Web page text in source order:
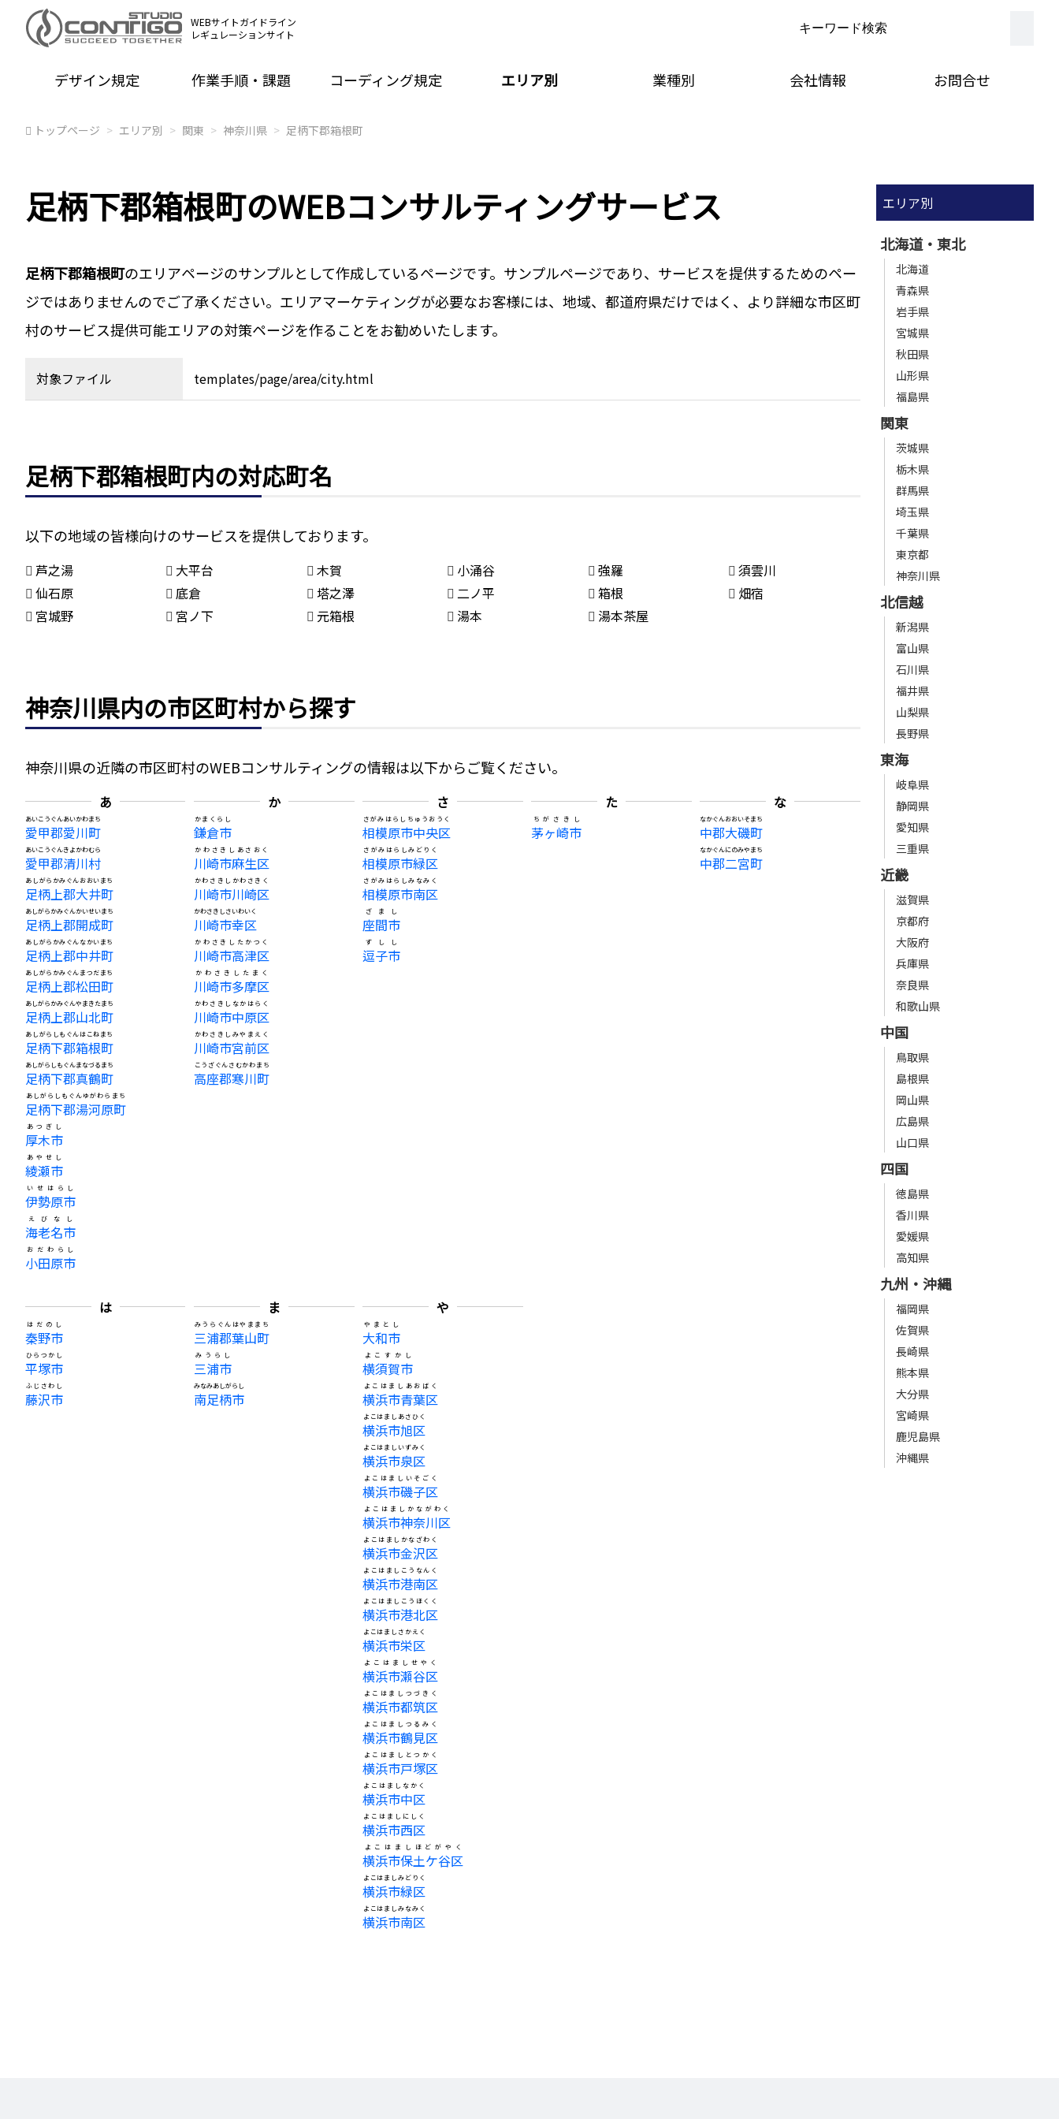
WEBサイトガイドライン
レギュレーションサイト
デザイン規定 作業手順・課題 コーディング規定 エリア別 業種別 会社情報 お問合せ
トップページ エリア別 関東 神奈川県 足柄下郡箱根町
足柄下郡箱根町のWEBコンサルティングサービス
足柄下郡箱根町のエリアページのサンプルとして作成しているページです。サンプルページであり、サービスを提供するためのペー
ジではありませんのでご了承ください。エリアマーケティングが必要なお客様には、地域、都道府県だけではく、より詳細な市区町
村のサービス提供可能エリアの対策ページを作ることをお勧めいたします。
対象ファイル templates/page/area/city.html
足柄下郡箱根町内の対応町名
以下の地域の皆様向けのサービスを提供しております。
芦之湯 大平台 木賀 小涌谷 強羅
須雲川
仙石原
底倉 塔之澤 二ノ平 箱根
畑宿
宮城野
宮ノ下 元箱根 湯本 湯本茶屋
神奈川県内の市区町村から探す
神奈川県の近隣の市区町村のWEBコンサルティングの情報は以下からご覧ください。
あ
愛甲郡愛川町
あいこうぐんあいかわまち
愛甲郡清川村
あいこうぐんきよかわむら
足柄上郡大井町
あしがらかみぐんおおいまち
足柄上郡開成町
あしがらかみぐんかいせいまち
足柄上郡中井町
あしがらかみぐんなかいまち
足柄上郡松田町
あしがらかみぐんまつだまち
足柄上郡山北町
あしがらかみぐんやまきたまち
足柄下郡箱根町
あしがらしもぐんはこねまち
足柄下郡真鶴町
あしがらしもぐんまなづるまち
足柄下郡湯河原町
あしがらしもぐんゆがわらまち
厚木市
あつぎし
綾瀬市
あやせし
伊勢原市
いせはらし
海老名市
えびなし
小田原市
おだわらし
か
鎌倉市
かまくらし
川崎市麻生区
かわさきしあさおく
川崎市川崎区
かわさきしかわさきく
川崎市幸区
かわさきしさいわいく
川崎市高津区
かわさきしたかつく
川崎市多摩区
かわさきしたまく
川崎市中原区
かわさきしなかはらく
川崎市宮前区
かわさきしみやまえく
高座郡寒川町
こうざぐんさむかわまち
さ
相模原市中央区
さがみはらしちゅうおうく
相模原市緑区
さがみはらしみどりく
相模原市南区
さがみはらしみなみく
座間市
ざまし
逗子市
ずしし
た
茅ヶ崎市
ちがさきし
な
中郡大磯町
なかぐんおおいそまち
中郡二宮町
なかぐんにのみやまち
は
秦野市
はだのし
平塚市
ひらつかし
藤沢市
ふじさわし
ま
三浦郡葉山町
みうらぐんはやままち
三浦市
みうらし
南足柄市
みなみあしがらし
や
大和市
やまとし
横須賀市
よこすかし
横浜市青葉区
よこはましあおばく
横浜市旭区
よこはましあさひく
横浜市泉区
よこはましいずみく
横浜市磯子区
よこはましいそごく
横浜市神奈川区
よこはましかながわく
横浜市金沢区
よこはましかなざわく
横浜市港南区
よこはましこうなんく
横浜市港北区
よこはましこうほくく
横浜市栄区
よこはましさかえく
横浜市瀬谷区
よこはましせやく
横浜市都筑区
よこはましつづきく
横浜市鶴見区
よこはましつるみく
横浜市戸塚区
よこはましとつかく
横浜市中区
よこはましなかく
横浜市西区
よこはましにしく
横浜市保土ケ谷区
よこはましほどがやく
横浜市緑区
よこはましみどりく
横浜市南区
よこはましみなみく
エリア別
北海道・東北
北海道
青森県
岩手県
宮城県
秋田県
山形県
福島県
関東
茨城県
栃木県
群馬県
埼玉県
千葉県
東京都
神奈川県
北信越
新潟県
富山県
石川県
福井県
山梨県
長野県
東海
岐阜県
静岡県
愛知県
三重県
近畿
滋賀県
京都府
大阪府
兵庫県
奈良県
和歌山県
中国
鳥取県
島根県
岡山県
広島県
山口県
四国
徳島県
香川県
愛媛県
高知県
九州・沖縄
福岡県
佐賀県
長崎県
熊本県
大分県
宮崎県
鹿児島県
沖縄県